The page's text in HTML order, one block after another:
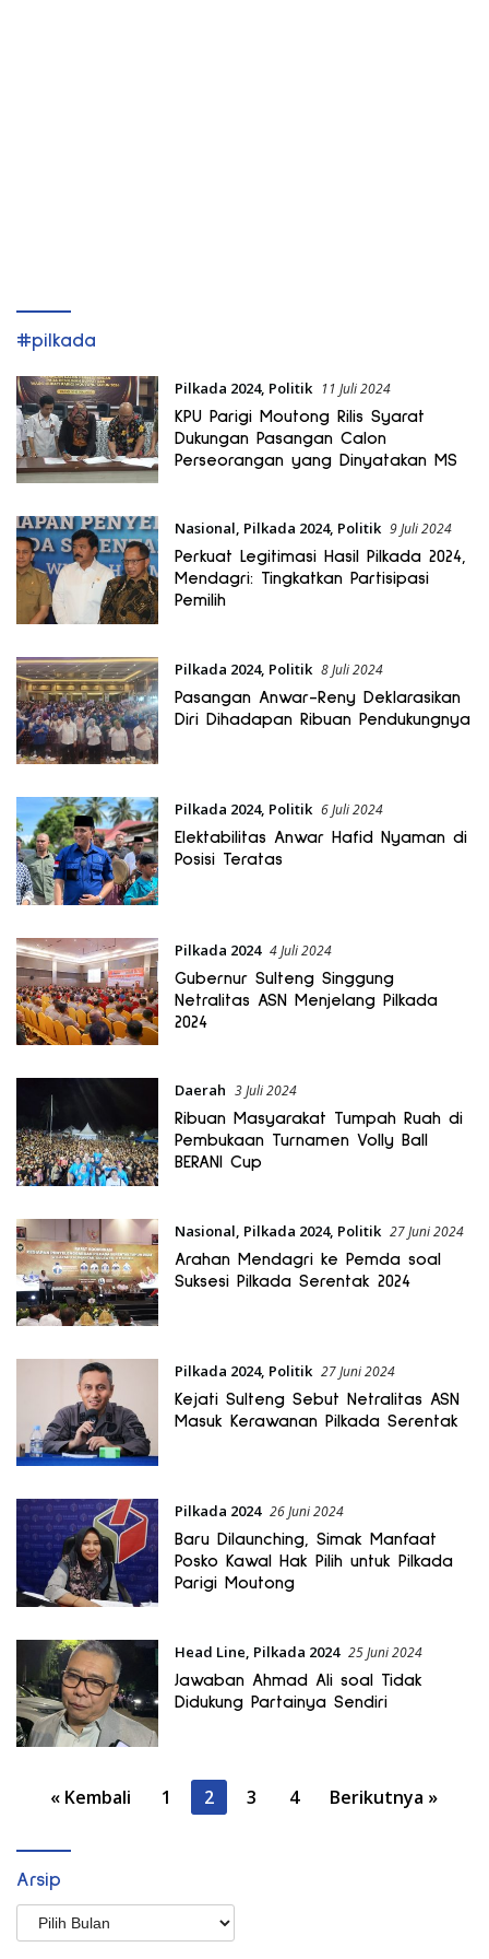
#pilkada
Pilkada 2024, Politik 11 Juli 2024
KPU Parigi Moutong Rilis Syarat
Dukungan Pasangan Calon
Perseorangan yang Dinyatakan MS
Nasional, Pilkada 2024, Politik 9 Juli 2024
Perkuat Legitimasi Hasil Pilkada 2024,
Mendagri: Tingkatkan Partisipasi
Pemilih
Pilkada 2024, Politik 8 Juli 2024
Pasangan Anwar-Reny Deklarasikan
Diri Dihadapan Ribuan Pendukungnya
Pilkada 2024, Politik 6 Juli 2024
Elektabilitas Anwar Hafid Nyaman di
Posisi Teratas
Pilkada 2024 4 Juli 2024
Gubernur Sulteng Singgung
Netralitas ASN Menjelang Pilkada
2024
Daerah 3 Juli 2024
Ribuan Masyarakat Tumpah Ruah di
Pembukaan Turnamen Volly Ball
BERANI Cup
Nasional Pilkada 2024, Politik 27 Juni 2024
Arahan Mendagri ke Pemda soal
Suksesi Pilkada Serentak 2024
Pilkada 2024, Politik 27 Juni 2024
Kejati Sulteng Sebut Netralitas ASN
Masuk Kerawanan Pilkada Serentak
Pilkada 2024 26 Juni 2024
Baru Dilaunching, Simak Manfaat
Posko Kawal Hak Pilih untuk Pilkada
Parigi Moutong
Head Line, Pilkada 2024 25 Juni 2024
Jawaban Ahmad Ali soal Tidak
Didukung Partainya Sendiri
Paginasi
« Kembali 1 2 3 4 Berikutnya »
Arsip
Arsip